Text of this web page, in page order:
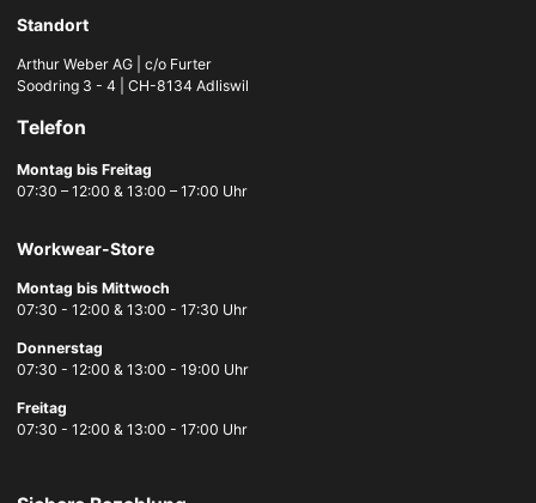
Standort
Arthur Weber AG | c/o Furter
Soodring 3 - 4 | CH-8134 Adliswil
Telefon
Montag bis Freitag
07:30 – 12:00 & 13:00 – 17:00 Uhr
Workwear-Store
Montag bis Mittwoch
07:30 - 12:00 & 13:00 - 17:30 Uhr
Donnerstag
07:30 - 12:00 & 13:00 - 19:00 Uhr
Freitag
07:30 - 12:00 & 13:00 - 17:00 Uhr